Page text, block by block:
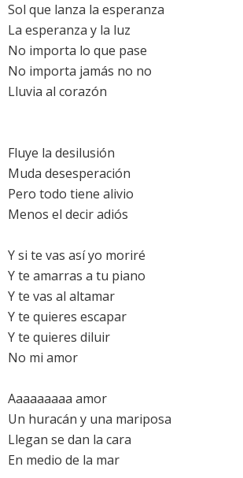
Sol que lanza la esperanza
La esperanza y la luz
No importa lo que pase
No importa jamás no no
Lluvia al corazón
Fluye la desilusión
Muda desesperación
Pero todo tiene alivio
Menos el decir adiós
Y si te vas así yo moriré
Y te amarras a tu piano
Y te vas al altamar
Y te quieres escapar
Y te quieres diluir
No mi amor
Aaaaaaaaa amor
Un huracán y una mariposa
Llegan se dan la cara
En medio de la mar